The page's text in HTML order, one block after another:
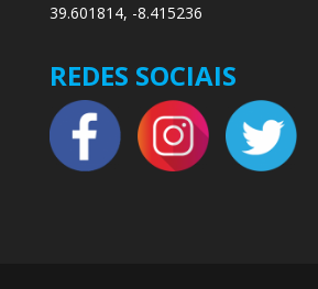
39.601814, -8.415236
REDES SOCIAIS